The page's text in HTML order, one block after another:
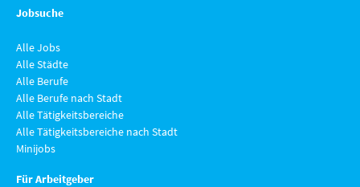
Jobsuche
Alle Jobs
Alle Städte
Alle Berufe
Alle Berufe nach Stadt
Alle Tätigkeitsbereiche
Alle Tätigkeitsbereiche nach Stadt
Minijobs
Für Arbeitgeber